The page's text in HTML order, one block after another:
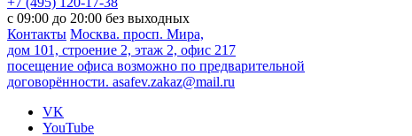
с 09:00 до 20:00 без выходных
Контакты Москва. просп. Мира,
дом 101, строение 2, этаж 2, офис 217
посещение офиса возможно по предварительной
договорённости. asafev.zakaz@mail.ru
VK
YouTube